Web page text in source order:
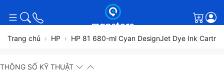
Giỏ
Trang chủ HP HP 81 680-ml Cyan DesignJet Dye Ink
THÔNG SỐ KỸ THUẬT